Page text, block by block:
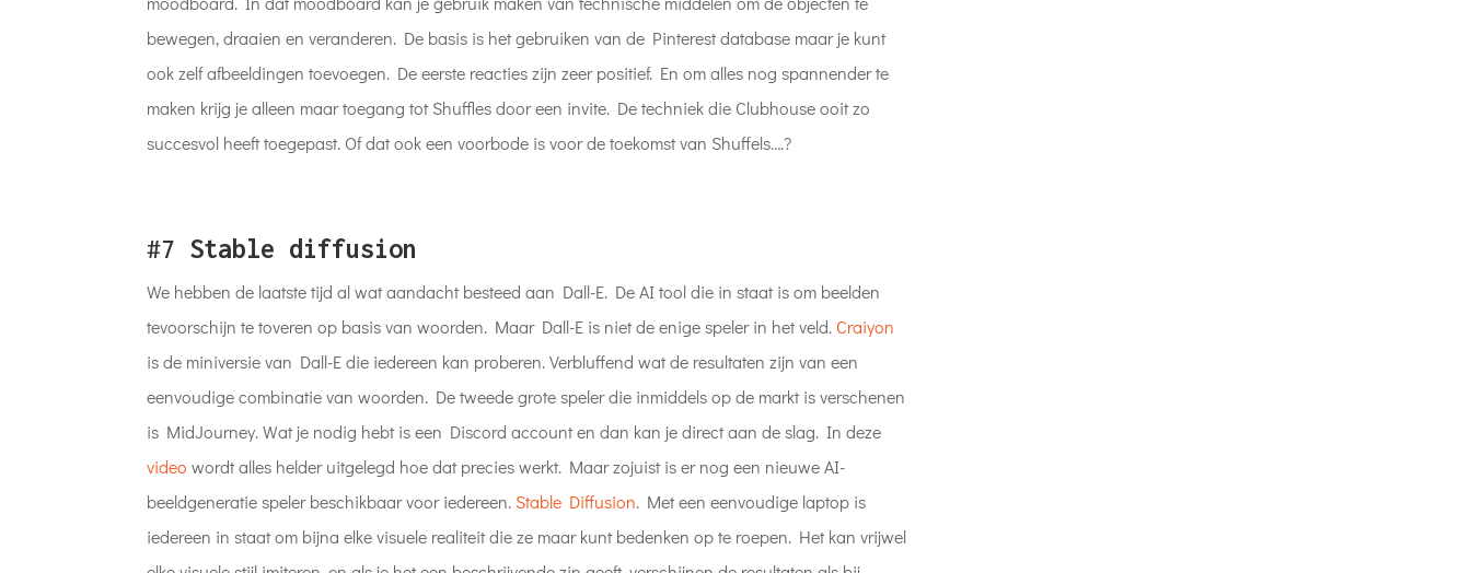
bewegen, draaien en veranderen. De basis is het gebruiken van de Pinterest database maar je kunt
ook zelf afbeeldingen toevoegen. De eerste reacties zijn zeer positief. En om alles nog spannender te
maken krijg je alleen maar toegang tot Shuffles door een invite. De techniek die Clubhouse ooit zo
succesvol heeft toegepast. Of dat ook een voorbode is voor de toekomst van Shuffels….?
#7 Stable diffusion
We hebben de laatste tijd al wat aandacht besteed aan Dall-E. De AI tool die in staat is om beelden
tevoorschijn te toveren op basis van woorden. Maar Dall-E is niet de enige speler in het veld.Craiyon
is de miniversie van Dall-E die iedereen kan proberen. Verbluffend wat de resultaten zijn van een
eenvoudige combinatie van woorden. De tweede grote speler die inmiddels op de markt is verschenen
is MidJourney. Wat je nodig hebt is een Discord account en dan kan je direct aan de slag. In deze
video wordt alles helder uitgelegd hoe dat precies werkt. Maar zojuist is er nog een nieuwe AI-
beeldgeneratie speler beschikbaar voor iedereen. Stable Diffusion. Met een eenvoudige laptop is
iedereen in staat om bijna elke visuele realiteit die ze maar kunt bedenken op te roepen. Het kan vrijwel